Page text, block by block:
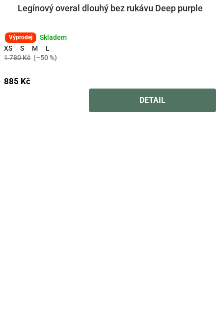
Legínový overal dlouhý bez rukávu Deep purple
Výprodej
Skladem
XS
S M
L
1 780 Kč (–50 %)
885 Kč
DETAIL